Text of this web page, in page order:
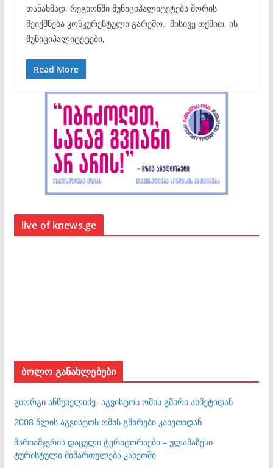
თანახმად, რეგიონში მუნიციპალიტეტებს შორის
შეიქმნება კონკურენტული გარემო. მისივე თქმით, ის
მუნიციპალიტეტები,
Read More
live of knews.ge
ბოლო განახლებები
გიორგი ანწუხელიძე- აგვისტოს ომის გმირი ახმეტიდან
2008 წლის აგვისტოს ომის გმირები კახეთიდან
მარიამჯვრის დაცული ტერიტორიები – ულამაზესი
ტურისტული მიმართულება კახეთში